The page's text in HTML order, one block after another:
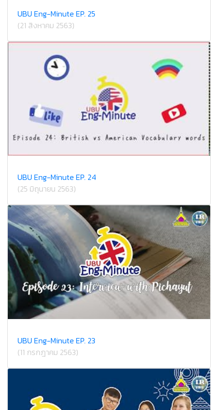
UBU Eng-Minute EP. 25
(21 สิงหาคม 2563)
UBU Eng-Minute EP. 24
(25 มิถุนายน 2563)
UBU Eng-Minute EP. 23
(11 กรกฎาคม 2563)